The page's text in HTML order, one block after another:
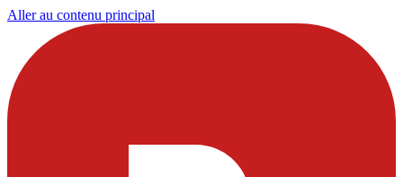
Aller au contenu principal